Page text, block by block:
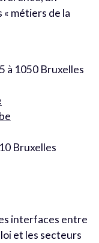
métiers de la
à 1050 Bruxelles
Bruxelles
interfaces entre
et les secteurs